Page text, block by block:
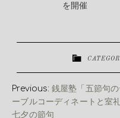
を開催
Previous: 銭屋塾「五節句の
ーブルコーディネートと室礼
七夕の節句